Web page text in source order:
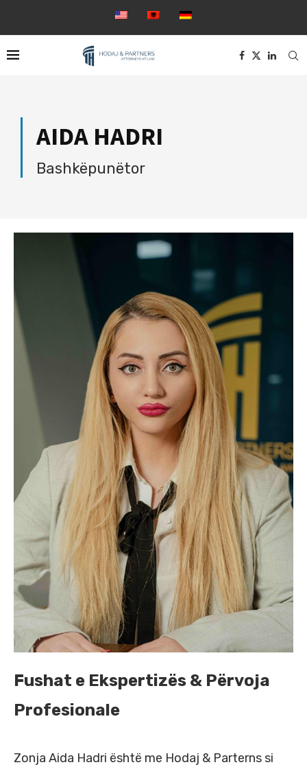
AIDA HADRI
Bashkëpunëtor
Fushat e Ekspertizës & Përvoja
Profesionale
Zonja Aida Hadri është me Hodaj & Parterns si